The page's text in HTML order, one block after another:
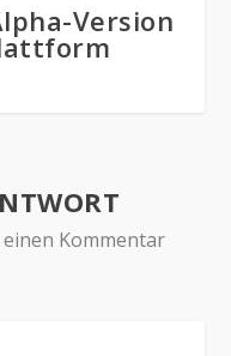
Version
Kommentar